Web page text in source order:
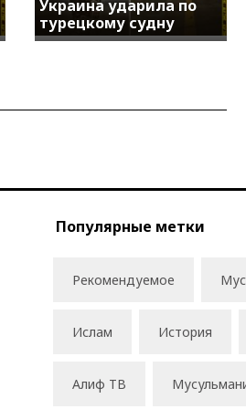
Украина ударила по
турецкому судну
Популярные метки
Рекомендуемое
Ислам История
Алиф ТВ